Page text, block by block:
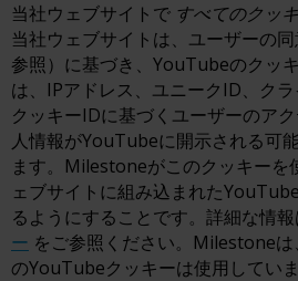
当社ウェブサイトで すべてのクッ
当社ウェブサイトは、ユーザーの
参照）に基づき、YouTubeのクッ
は、IPアドレス、ユニークID、クラ
クッキーIDに基づくユーザーのア
人情報がYouTubeに開示される可
ます。Milestoneがこのクッキーを
ェブサイトに組み込まれた
るようにすることです。詳細な情報
ー をご参照ください。Milestone
のYouTubeクッキーは使用していま